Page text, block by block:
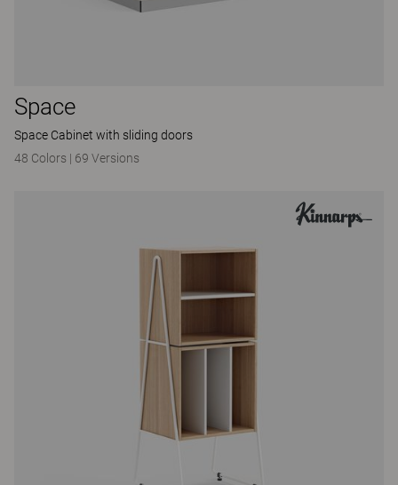
Space
Space Cabinet with sliding doors
48 Colors | 69 Versions